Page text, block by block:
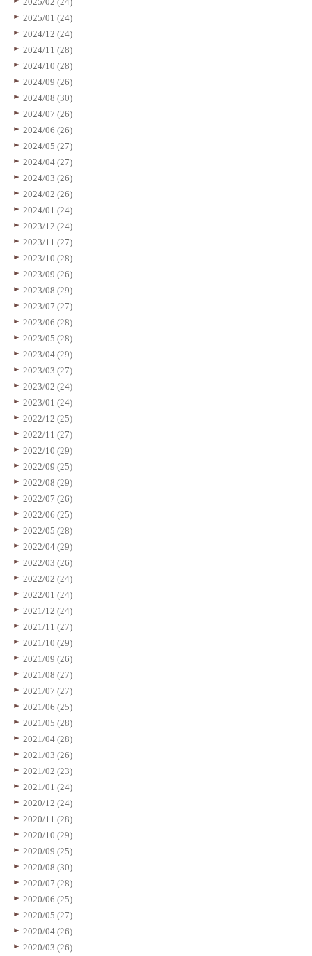
2025/01 (24)
2024/12 (24)
2024/11 (28)
2024/10 (28)
2024/09 (26)
2024/08 (30)
2024/07 (26)
2024/06 (26)
2024/05 (27)
2024/04 (27)
2024/03 (26)
2024/02 (26)
2024/01 (24)
2023/12 (24)
2023/11 (27)
2023/10 (28)
2023/09 (26)
2023/08 (29)
2023/07 (27)
2023/06 (28)
2023/05 (28)
2023/04 (29)
2023/03 (27)
2023/02 (24)
2023/01 (24)
2022/12 (25)
2022/11 (27)
2022/10 (29)
2022/09 (25)
2022/08 (29)
2022/07 (26)
2022/06 (25)
2022/05 (28)
2022/04 (29)
2022/03 (26)
2022/02 (24)
2022/01 (24)
2021/12 (24)
2021/11 (27)
2021/10 (29)
2021/09 (26)
2021/08 (27)
2021/07 (27)
2021/06 (25)
2021/05 (28)
2021/04 (28)
2021/03 (26)
2021/02 (23)
2021/01 (24)
2020/12 (24)
2020/11 (28)
2020/10 (29)
2020/09 (25)
2020/08 (30)
2020/07 (28)
2020/06 (25)
2020/05 (27)
2020/04 (26)
2020/03 (26)